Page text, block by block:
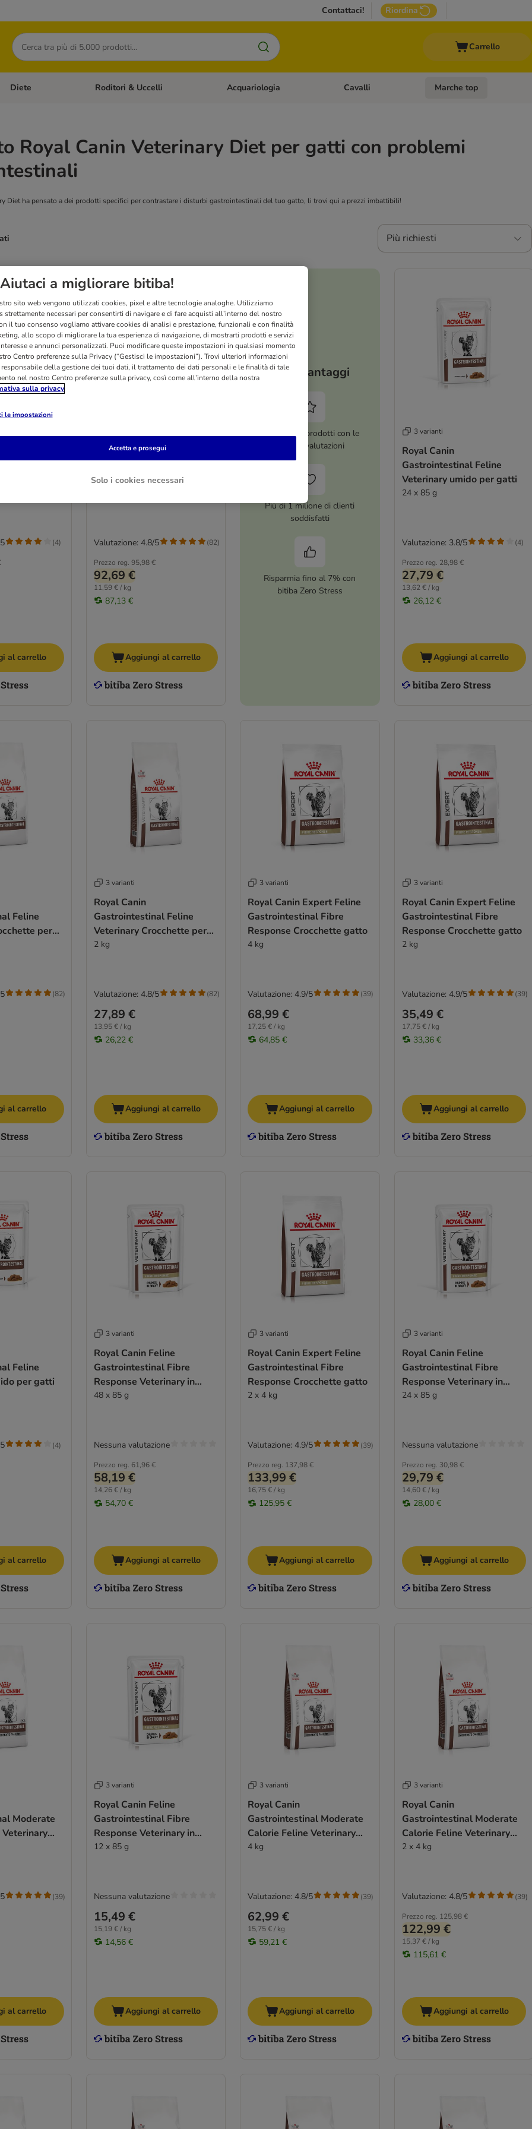
Contattaci! Riordina
Cerca
Carrello
Apri Menù Categoria: Cani
Diete Apri Menù Categoria: Diete
Roditori & Uccelli Apri Menù Categoria: Roditori & Uccelli
Acquariologia Apri Menù Categoria: Acquariologia
Cavalli Apri Menù Categoria: Cavalli
Marche top
Royal Canin Veterinary Diet per gatti con problemi
Diet ha pensato a dei prodotti specifici per contrastare i disturbi gastrointestinali del tuo gatto, li trovi qui a prezzi imbattibili!
Più richiesti
Feline
per gatti
(4)
al carrello
Royal Canin
Veterinary Crocchette per
Prezzo reg. 95,98 €
92,69 €
11,59 € / kg
87,13 €
Valutazione: 4.8/5 (82)
Aggiungi al carrello
I tuoi vantaggi
Oltre 8.000 prodotti con le
migliori valutazioni
Più di 1 milione di clienti
soddisfatti
Risparmia fino al 7% con
bitiba Zero Stress
3 varianti
Royal Canin
Gastrointestinal Feline
Veterinary umido per gatti
24 x 85 g
Prezzo reg. 28,98 €
27,79 €
13,62 € / kg
26,12 €
Valutazione: 3.8/5 (4)
Aggiungi al carrello
Feline
per
(82)
al carrello
3 varianti
Royal Canin
Gastrointestinal Feline
Veterinary Crocchette per
gatti
2 kg
27,89 €
13,95 € / kg
26,22 €
Valutazione: 4.8/5 (82)
Aggiungi al carrello
3 varianti
Royal Canin Expert Feline
Gastrointestinal Fibre
Response Crocchette gatto
4 kg
68,99 €
17,25 € / kg
64,85 €
Valutazione: 4.9/5 (39)
Aggiungi al carrello
3 varianti
Royal Canin Expert Feline
Gastrointestinal Fibre
Response Crocchette gatto
2 kg
35,49 €
17,75 € / kg
33,36 €
Valutazione: 4.9/5 (39)
Aggiungi al carrello
Feline
per gatti
(4)
al carrello
3 varianti
Royal Canin Feline
Gastrointestinal Fibre
Response Veterinary in
Salsa
48 x 85 g
Prezzo reg. 61,96 €
58,19 €
14,26 € / kg
54,70 €
Nessuna valutazione
Aggiungi al carrello
3 varianti
Royal Canin Expert Feline
Gastrointestinal Fibre
Response Crocchette gatto
2 x 4 kg
Prezzo reg. 137,98 €
133,99 €
16,75 € / kg
125,95 €
Valutazione: 4.9/5 (39)
Aggiungi al carrello
3 varianti
Royal Canin Feline
Gastrointestinal Fibre
Response Veterinary in
Salsa
24 x 85 g
Prezzo reg. 30,98 €
29,79 €
14,60 € / kg
28,00 €
Nessuna valutazione
Aggiungi al carrello
Moderate
gatti
(39)
al carrello
3 varianti
Royal Canin Feline
Gastrointestinal Fibre
Response Veterinary in
Salsa
12 x 85 g
15,49 €
15,19 € / kg
14,56 €
Nessuna valutazione
Aggiungi al carrello
3 varianti
Royal Canin
Gastrointestinal Moderate
Calorie Feline Veterinary
Crocchette per gatti
4 kg
62,99 €
15,75 € / kg
59,21 €
Valutazione: 4.8/5 (39)
Aggiungi al carrello
3 varianti
Royal Canin
Gastrointestinal Moderate
Calorie Feline Veterinary
Crocchette per gatti
2 x 4 kg
Prezzo reg. 125,98 €
122,99 €
15,37 € / kg
115,61 €
Valutazione: 4.8/5 (39)
Aggiungi al carrello
Aiutaci a migliorare bitiba!
sito web vengono utilizzati cookies, pixel e altre tecnologie analoghe. Utilizziamo
strettamente necessari per consentirti di navigare e di fare acquisti all’interno del nostro
il tuo consenso vogliamo attivare cookies di analisi e prestazione, funzionali e con finalità
allo scopo di migliorare la tua esperienza di navigazione, di mostrarti prodotti e servizi
e annunci personalizzati. Puoi modificare queste impostazioni in qualsiasi momento
Centro preferenze sulla Privacy (“Gestisci le impostazioni”). Trovi ulteriori informazioni
della gestione dei tuoi dati, il trattamento dei dati personali e le finalità di tale
nel nostro Centro preferenze sulla privacy, così come all’interno della nostra
sulla privacy
le impostazioni
Solo i cookies necessari
Accetta e prosegui